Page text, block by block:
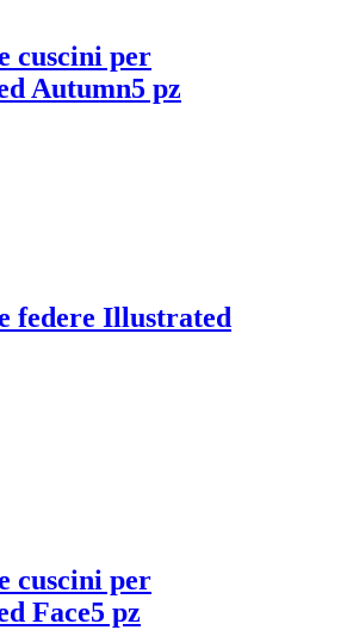
cuscini per
Autumn5 pz
federe Illustrated
cuscini per
Face5 pz